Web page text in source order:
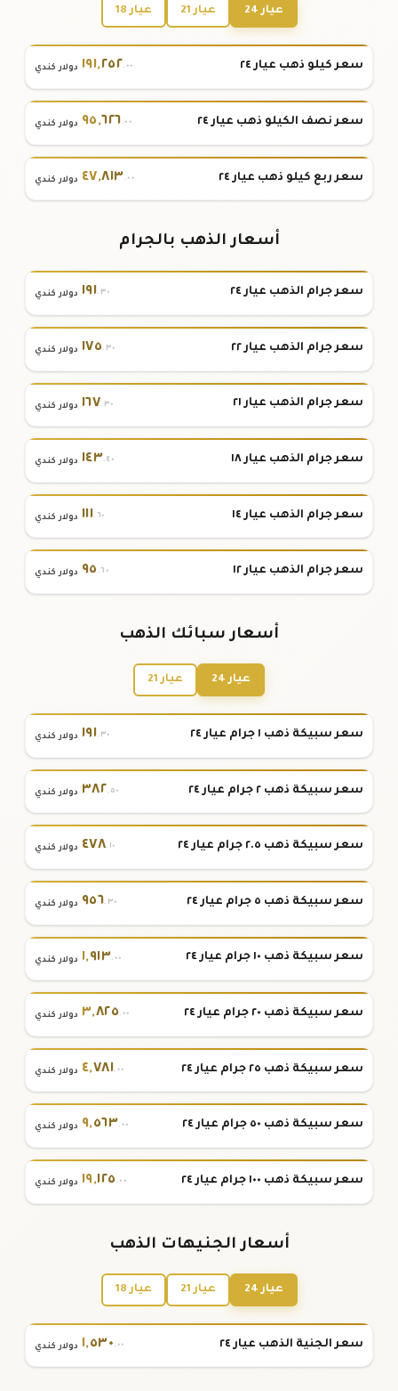
عيار 24 عيار 21 عيار 18
سعر كيلو ذهب عيار ٢٤ ١٩١,٢٥٢ .٠٠ دولار كندي
سعر نصف الكيلو ذهب عيار ٢٤ ٩٥,٦٢٦.٠٠ دولار كندي
سعر ربع كيلو ذهب عيار ٢٤ ٤٧,٨١٣.٠٠ دولار كندي
أسعار الذهب بالجرام
سعر جرام الذهب عيار ٢٤ ١٩١.٣٠ دولار كندي
سعر جرام الذهب عيار ٢٢ ١٧٥.٣٠ دولار كندي
سعر جرام الذهب عيار ٢١ ١٦٧.٣٠ دولار كندي
سعر جرام الذهب عيار ١٨ ١٤٣.٤٠ دولار كندي
سعر جرام الذهب عيار ١٤ ١١١.٦٠ دولار كندي
سعر جرام الذهب عيار ١٢ ٩٥ .٦٠ دولار كندي
أسعار سبائك الذهب
عيار 24 عيار 21
سعر سبيكة ذهب ١ جرام عيار ٢٤ ١٩١.٣٠ دولار كندي
سعر سبيكة ذهب ٢ جرام عيار ٢٤ ٣٨٢.٥٠ دولار كندي
سعر سبيكة ذهب ٢.٥ جرام عيار ٢٤ ٤٧٨.١٠ دولار كندي
سعر سبيكة ذهب ٥ جرام عيار ٢٤ ٩٥٦.٣٠ دولار كندي
سعر سبيكة ذهب ١٠ جرام عيار ٢٤ ١,٩١٣.٠٠ دولار كندي
سعر سبيكة ذهب ٢٠ جرام عيار ٢٤ ٣,٨٢٥.٠٠ دولار كندي
سعر سبيكة ذهب ٢٥ جرام عيار ٢٤ ٤,٧٨١.٠٠ دولار كندي
سعر سبيكة ذهب ٥٠ جرام عيار ٢٤ ٩,٥٦٣.٠٠ دولار كندي
سعر سبيكة ذهب ١٠٠ جرام عيار ٢٤ ١٩,١٢٥ .٠٠ دولار كندي
أسعار الجنيهات الذهب
عيار 24 عيار 21 عيار 18
سعر الجنية الذهب عيار ٢٤ ١,٥٣٠.٠٠ دولار كندي